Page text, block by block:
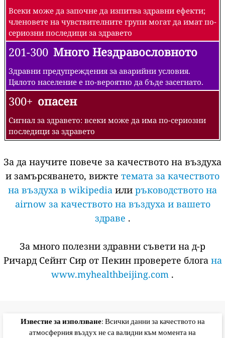
Всеки може да започне да изпитва здравни ефекти;
членовете на чувствителните групи могат да имат по-
сериозни последици за здравето
201-300 Много Нездравословното
Здравни предупреждения за аварийни условия.
Цялото население е по-вероятно да бъде засегнато.
300+ опасен
Сигнал за здравето: всеки може да има по-сериозни
последици за здравето
За да научите повече за качеството на въздуха
и замърсяването, вижте темата за качеството
на въздуха в wikipedia или ръководството на
airnow за качеството на въздуха и вашето
здраве .
За много полезни здравни съвети на д-р
Ричард Сейнт Сир от Пекин проверете блога на
www.myhealthbeijing.com .
Известие за използване: Всички данни за качеството на
атмосферния въздух не са валидни към момента на